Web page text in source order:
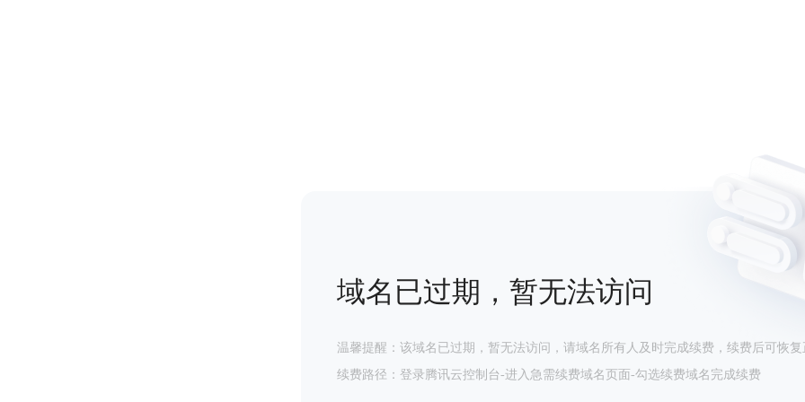
域名已过期，暂无法访问
温馨提醒：该域名已过期，暂无法访问，请域名所有人及时完成续费，续费后可恢复
续费路径：登录腾讯云控制台-进入急需续费域名页面-勾选续费域名完成续费